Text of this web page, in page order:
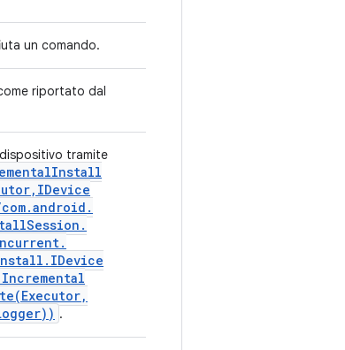
un comando.
riportato dal
tramite
Install
, IDevice
com.android .
Session .
.
. IDevice
Executor,
.